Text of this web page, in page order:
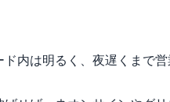
ド内は明るく、夜遅くまで